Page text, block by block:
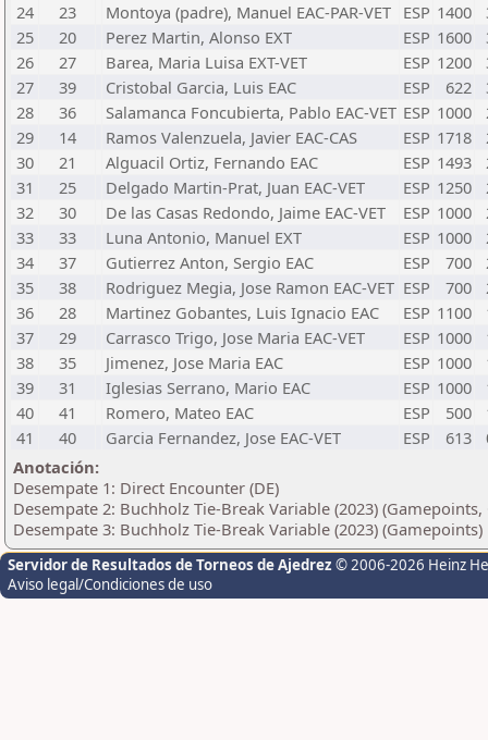
24
23 Montoya (padre), Manuel EAC-PAR-VET ESP 1400
25
20 Perez Martin, Alonso EXT ESP 1600
26
27 Barea, Maria Luisa EXT-VET ESP 1200
27
39 Cristobal Garcia, Luis EAC ESP 622
28
36 Salamanca Foncubierta, Pablo EAC-VET ESP 1000
29
14 Ramos Valenzuela, Javier EAC-CAS ESP 1718
30
21 Alguacil Ortiz, Fernando EAC ESP 1493
31
25 Delgado Martin-Prat, Juan EAC-VET ESP 1250
32
30 De las Casas Redondo, Jaime EAC-VET ESP 1000
33
33 Luna Antonio, Manuel EXT ESP 1000
34
37 Gutierrez Anton, Sergio EAC ESP 700
35
38 Rodriguez Megia, Jose Ramon EAC-VET ESP 700
36
28 Martinez Gobantes, Luis Ignacio EAC ESP 1100
37
29 Carrasco Trigo, Jose Maria EAC-VET ESP 1000
38
35 Jimenez, Jose Maria EAC ESP 1000
39
31 Iglesias Serrano, Mario EAC ESP 1000
40
41 Romero, Mateo EAC ESP 500
41
40 Garcia Fernandez, Jose EAC-VET ESP 613
Anotación:
Desempate 1: Direct Encounter (DE)
Desempate 2: Buchholz Tie-Break Variable (2023) (Gamepoints,
Desempate 3: Buchholz Tie-Break Variable (2023) (Gamepoints)
Servidor de Resultados de Torneos de Ajedrez © 2006-2026 Heinz
Aviso legal/Condiciones de uso